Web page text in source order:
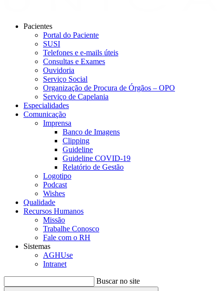
Pacientes
Portal do Paciente
SUSI
Telefones e e-mails úteis
Consultas e Exames
Ouvidoria
Serviço Social
Organização de Procura de Órgãos – OPO
Serviço de Capelania
Especialidades
Comunicação
Imprensa
Banco de Imagens
Clipping
Guideline
Guideline COVID-19
Relatório de Gestão
Logotipo
Podcast
Wishes
Qualidade
Recursos Humanos
Missão
Trabalhe Conosco
Fale com o RH
Sistemas
AGHUse
Intranet
Buscar no site